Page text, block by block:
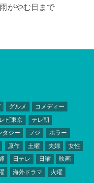
がやむ日まで
グルメ
コメディー
ビ東京
テレ朝
タジー フジ
ホラー
原作 土曜 夫婦
女性
日テレ 日曜
映画
海外ドラマ
火曜